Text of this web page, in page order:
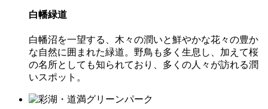
白幡緑道
白幡沼を一望する、木々の潤いと鮮やかな花々の豊か
な自然に囲まれた緑道。野鳥も多く生息し、加えて桜
の名所としても知られており、多くの人々が訪れる潤
いスポット。